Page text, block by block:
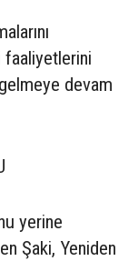
devam
yerine
Şaki, Yeniden